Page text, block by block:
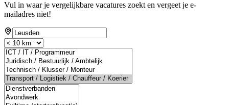
Vul in waar je vergelijkbare vacatures zoekt en vergeet je e-
mailadres niet!